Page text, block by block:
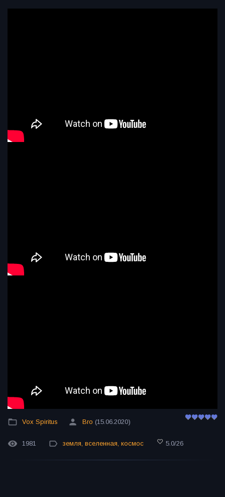
Vox Spiritus Bro (15.06.2020)
1981 земля, вселенная, космос 5.0/26